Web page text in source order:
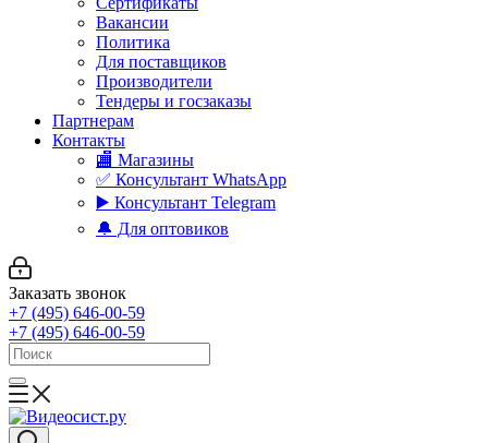
Вакансии
Политика
Для поставщиков
Производители
Тендеры и госзаказы
Партнерам
Контакты
🏬 Магазины
✅️ Консультант WhatsApp
▶️ Консультант Telegram
🔔 Для оптовиков
Заказать звонок
+7 (495) 646-00-59
+7 (495) 646-00-59